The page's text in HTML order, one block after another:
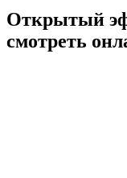
Открытый
смотреть